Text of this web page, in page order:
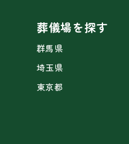
葬儀場を探す
群馬県
埼玉県
東京都